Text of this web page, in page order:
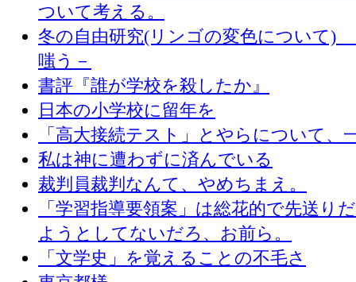
ついて考える。
冬の自由研究(リンゴの変色について)
嗤う－
書評『誰が学校を殺したか』
日本の小学校に留年を
「高大接続テスト」とやらについて、
私は神に遭わずに済んでいる
裁判員裁判なんて、やめちまえ。
「学習指導要領案」は総花的で先送り
ようとしてないだろ、お前ら。
「文学史」を覚えることの不毛さ